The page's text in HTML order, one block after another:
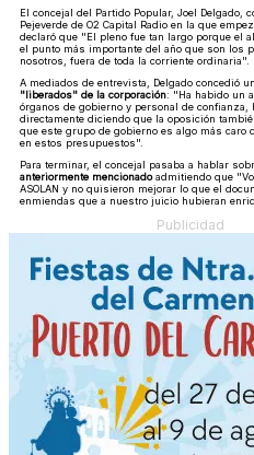
El concejal del Partido Popular, Joel Delgado,
Pejeverde de O2 Capital Radio en la que
declaró que "El pleno fue tan largo porque el
el punto más importante del año que son los
nosotros, fuera de toda la corriente ordinaria".
A mediados de entrevista, Delgado concedió
"liberados" de la corporación: "Ha habido un
órganos de gobierno y personal de
directamente diciendo que la oposición
que este grupo de gobierno es algo más caro
en estos presupuestos".
Para terminar, el concejal pasaba a hablar
anteriormente mencionadoadmitiendo que
ASOLAN y no quisieron mejorar lo que el
enmiendas que a nuestro juicio hubieran
Publicidad